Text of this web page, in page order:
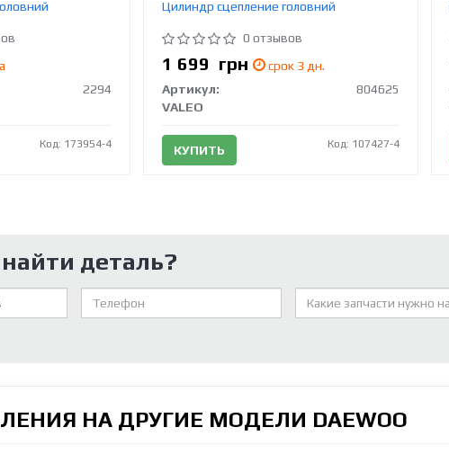
2294
Код: 173954-4
Цилиндр сцепление головний
0 отзывов
1 699 грн
срок 3 дн.
Артикул:
804625
VALEO
КУПИТЬ Код: 107427-4
деталь?
НА ДРУГИЕ МОДЕЛИ DAEWOO